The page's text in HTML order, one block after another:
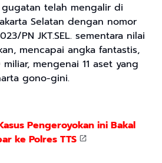
telah mengalir di
Selatan dengan nomor
PN JKT.SEL. sementara nilai
mencapai angka fantastis,
mengenai 11 aset yang
gono-gini.
Pengeroyokan ini Bakal
ke Polres TTS